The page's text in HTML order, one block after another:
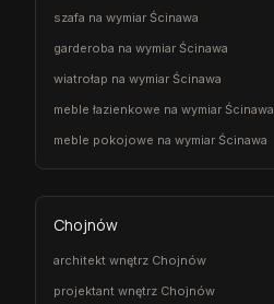
szafa na wymiar Ścinawa
garderoba na wymiar Ścinawa
wiatrołap na wymiar Ścinawa
meble łazienkowe na wymiar Ścinawa
meble pokojowe na wymiar Ścinawa
Chojnów
architekt wnętrz Chojnów
projektant wnętrz Chojnów